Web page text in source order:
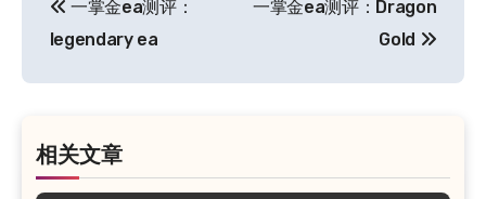
章
导
一掌金ea测评：
legendary ea
一掌金ea测评：Dragon
Gold
相关文章